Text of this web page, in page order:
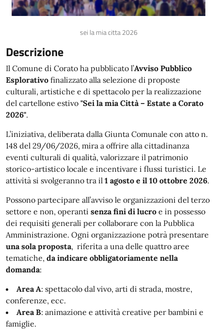
sei la mia citta 2026
Descrizione
Il Comune di Corato ha pubblicato l’Avviso Pubblico
Esplorativo finalizzato alla selezione di proposte
culturali, artistiche e di spettacolo per la realizzazione
del cartellone estivo "Sei la mia Città – Estate a Corato
2026".
L’iniziativa, deliberata dalla Giunta Comunale con atto n.
148 del 29/06/2026, mira a offrire alla cittadinanza
eventi culturali di qualità, valorizzare il patrimonio
storico-artistico locale e incentivare i flussi turistici. Le
attività si svolgeranno tra il 1 agosto e il 10 ottobre 2026.
Possono partecipare all’avviso le organizzazioni del terzo
settore e non, operanti senza fini di lucro e in possesso
dei requisiti generali per collaborare con la Pubblica
Amministrazione. Ogni organizzazione potrà presentare
una sola proposta, riferita a una delle quattro aree
tematiche, da indicare obbligatoriamente nella
domanda:
Area A: spettacolo dal vivo, arti di strada, mostre,
conferenze, ecc.
Area B: animazione e attività creative per bambini e
famiglie.